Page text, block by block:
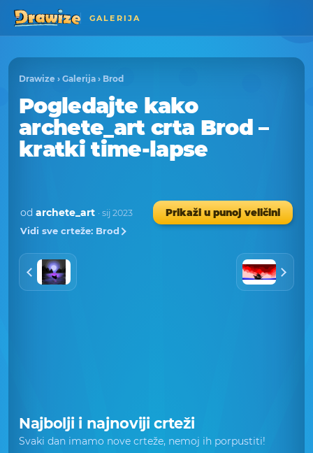
GALERIJA
Drawize › Galerija › Brod
Pogledajte kako
archete_art crta Brod –
kratki time-lapse
od archete_art · sij 2023
Prikaži u punoj veličini
Vidi sve crteže: Brod
Najbolji i najnoviji crteži
Svaki dan imamo nove crteže, nemoj ih porpustiti!